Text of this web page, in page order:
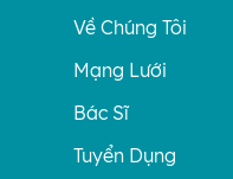
Về Chúng Tôi
Mạng Lưới
Bác Sĩ
Tuyển Dụng